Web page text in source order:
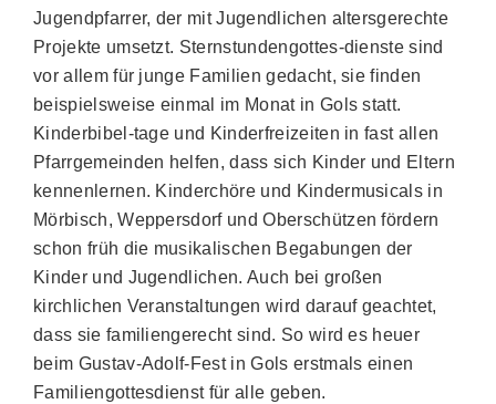
Jugendpfarrer, der mit Jugendlichen altersgerechte
Projekte umsetzt. Sternstundengottes-dienste sind
vor allem für junge Familien gedacht, sie finden
beispielsweise einmal im Monat in Gols statt.
Kinderbibel-tage und Kinderfreizeiten in fast allen
Pfarrgemeinden helfen, dass sich Kinder und Eltern
kennenlernen. Kinderchöre und Kindermusicals in
Mörbisch, Weppersdorf und Oberschützen fördern
schon früh die musikalischen Begabungen der
Kinder und Jugendlichen. Auch bei großen
kirchlichen Veranstaltungen wird darauf geachtet,
dass sie familiengerecht sind. So wird es heuer
beim Gustav-Adolf-Fest in Gols erstmals einen
Familiengottesdienst für alle geben.